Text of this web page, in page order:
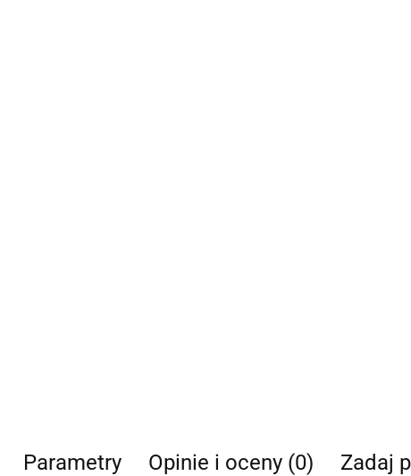
Parametry Opinie i oceny (0) Zadaj